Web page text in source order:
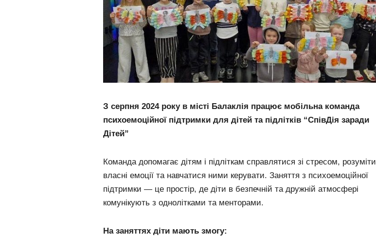
З серпня 2024 року в місті Балаклія працює мобільна команда
психоемоційної підтримки для дітей та підлітків “СпівДія заради
Дітей”
Команда допомагає дітям і підліткам справлятися зі стресом, розуміти
власні емоції та навчатися ними керувати. Заняття з психоемоційної
підтримки — це простір, де діти в безпечній та дружній атмосфері
комунікують з однолітками та менторами.
На заняттях діти мають змогу: